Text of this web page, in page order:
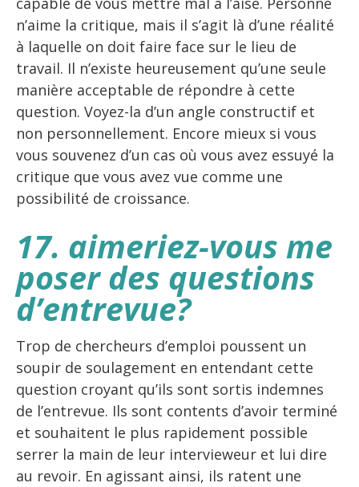
n’aime la critique, mais il s’agit là d’une réalité
à laquelle on doit faire face sur le lieu de
travail. Il n’existe heureusement qu’une seule
manière acceptable de répondre à cette
question. Voyez-la d’un angle constructif et
non personnellement. Encore mieux si vous
vous souvenez d’un cas où vous avez essuyé la
critique que vous avez vue comme une
possibilité de croissance.
17. aimeriez-vous me
poser des questions
d’entrevue?
Trop de chercheurs d’emploi poussent un
soupir de soulagement en entendant cette
question croyant qu’ils sont sortis indemnes
de l’entrevue. Ils sont contents d’avoir terminé
et souhaitent le plus rapidement possible
serrer la main de leur intervieweur et lui dire
au revoir. En agissant ainsi, ils ratent une